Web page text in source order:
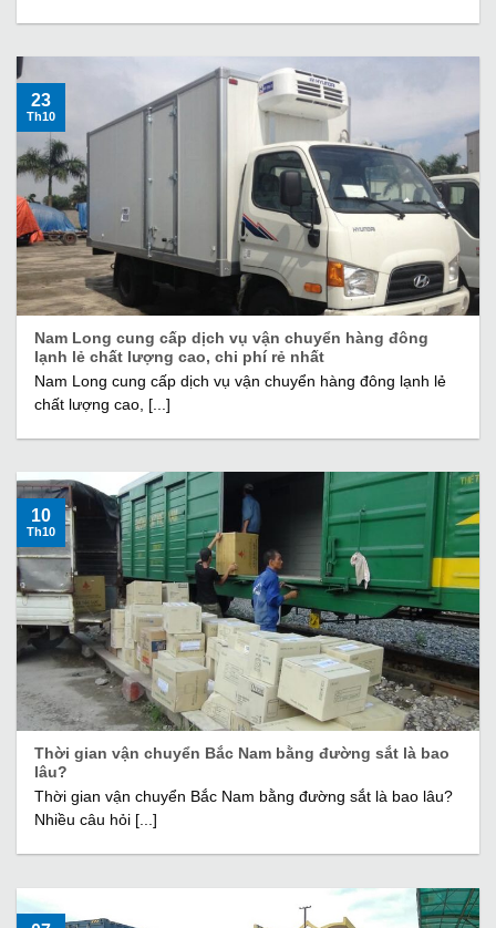
Nam Long cung cấp dịch vụ vận chuyển hàng đông
lạnh lẻ chất lượng cao, chi phí rẻ nhất
Nam Long cung cấp dịch vụ vận chuyển hàng đông lạnh lẻ
chất lượng cao, [...]
23
Th10
Thời gian vận chuyển Bắc Nam bằng đường sắt là bao
lâu?
Thời gian vận chuyển Bắc Nam bằng đường sắt là bao lâu?
Nhiều câu hỏi [...]
10
Th10